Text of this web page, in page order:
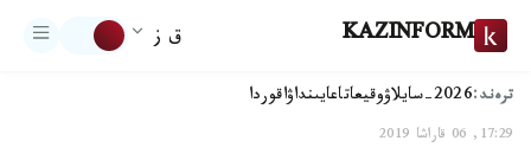
KAZINFORM ق ز
ترەند:2026-سايلاۋ وقيعاتاعايىنداۋاقوردا
17:29, 06 قاراشا 2019